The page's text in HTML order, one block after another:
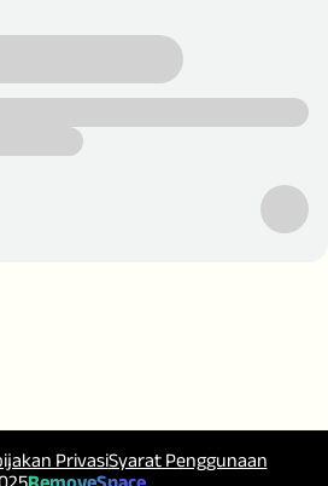
RemoveSpace
PrivasiSyarat Penggunaan